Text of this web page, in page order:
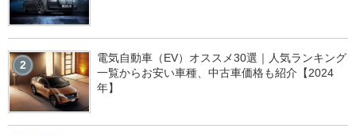
2
電気自動車（EV）オススメ30選｜人気ランキング
一覧からお安い車種、中古車価格も紹介【2024
年】